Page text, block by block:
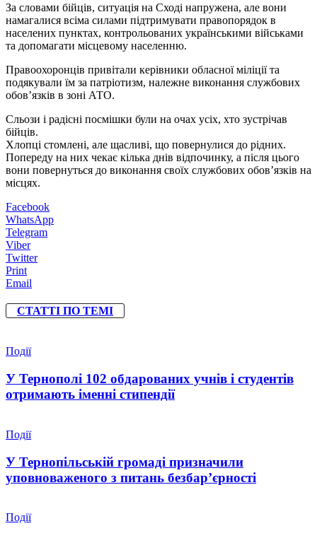
За словами бійців, ситуація на Сході напружена, але вони
намагалися всіма силами підтримувати правопорядок в
населених пунктах, контрольованих українськими військами
та допомагати місцевому населенню.
Правоохоронців привітали керівники обласної міліції та
подякували їм за патріотизм, належне виконання службових
обов’язків в зоні АТО.
Сльози і радісні посмішки були на очах усіх, хто зустрічав
бійців.
Хлопці стомлені, але щасливі, що повернулися до рідних.
Попереду на них чекає кілька днів відпочинку, а після цього
вони повернуться до виконання своїх службових обов’язків на
місцях.
Facebook
WhatsApp
Telegram
Viber
Twitter
Print
Email
СТАТТІ ПО ТЕМІ
Події
У Тернополі 102 обдарованих учнів і студентів
отримають іменні стипендії
Події
У Тернопільській громаді призначили
уповноваженого з питань безбар’єрності
Події